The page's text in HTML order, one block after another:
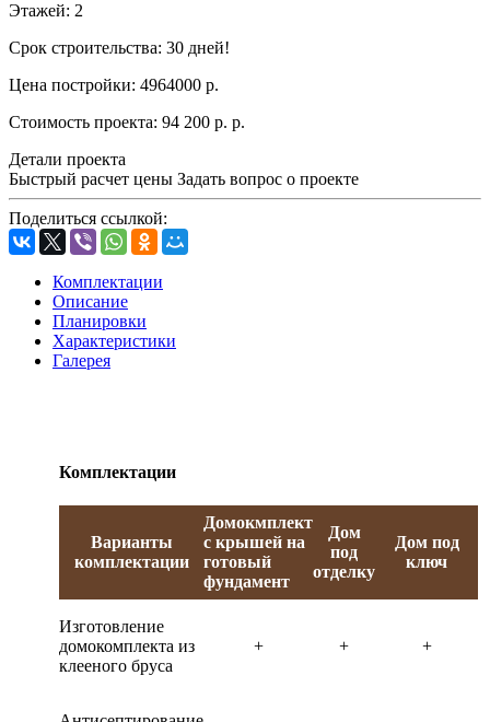
Этажей: 2
Срок строительства: 30 дней!
Цена постройки: 4964000 р.
Стоимость проекта: 94 200 р. р.
Детали проекта
Быстрый расчет цены Задать вопрос о проекте
Поделиться ссылкой:
Комплектации
Описание
Планировки
Характеристики
Галерея
Комплектации
Варианты
комплектации
Домокмплект
с крышей на
готовый
фундамент
Дом
под
отделку
Дом под
ключ
Изготовление
домокомплекта из
клееного бруса
+ + +